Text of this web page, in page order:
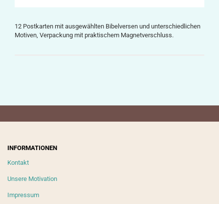
12 Postkarten mit ausgewählten Bibelversen und unterschiedlichen
Motiven, Verpackung mit praktischem Magnetverschluss.
INFORMATIONEN
Kontakt
Unsere Motivation
Impressum